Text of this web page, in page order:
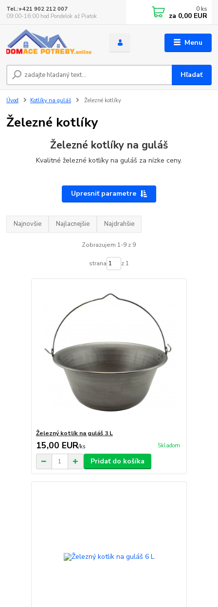
Menu
Hľadať
Tel.:+421 902 212 007
09:00-16:00 hod Pondelok až Piatok
0 ks
za 0,00 EUR
Úvod Kotlíky na guláš Železné kotlíky
Železné kotlíky
Železné kotlíky na guláš
Kvalitné železné kotlíky na guláš za nízke ceny.
Upresniť parametre
Najnovšie Najlacnejšie Najdrahšie
Zobrazujem 1-9 z 9
strana z 1
Železný kotlík na guláš 3 L
15,00 EUR/ks Skladom
Pridať do košíka